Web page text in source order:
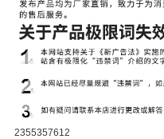
石家庄长安区勒泰A座1610、1611
电话：18033853867 /
17736061689 / 18931152783
/ 68056656
Q Q：2355357597 / 2355357614 /
2355357612